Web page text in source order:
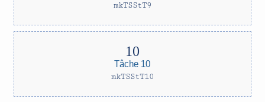
mkTSStT9
Tâche 10
mkTSStT10